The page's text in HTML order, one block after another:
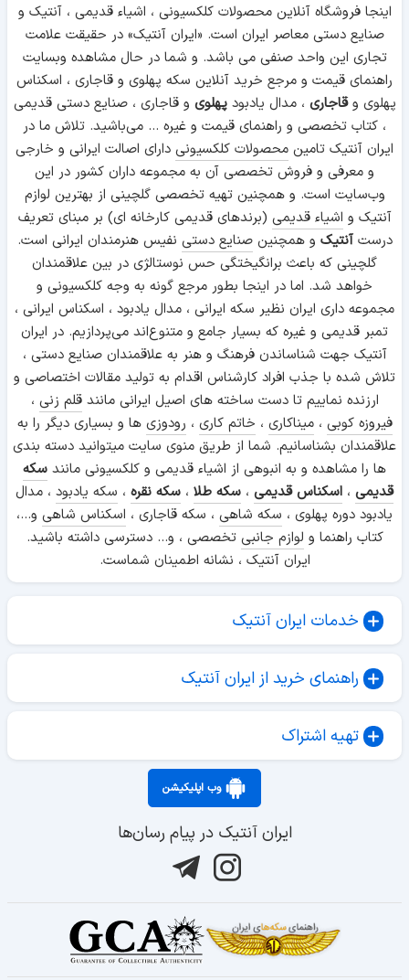
اینجا فروشگاه آنلاین محصولات کلکسیونی ، اشیاء قدیمی ، آنتیک و
صنایع دستی معاصر ایران است. «ایران آنتیک» در حقیقت علامت
تجاری این واحد صنفی می باشد. و شما در حال مشاهده وبسایت
راهنمای قیمت و مرجع خرید آنلاین سکه پهلوی و قاجاری ، اسکناس
پهلوی وقاجاری ، مدال یادبودپهلوی و قاجاری ، صنایع دستی قدیمی
، کتاب تخصصی و راهنمای قیمت و غیره ... می‌باشید. تلاش ما در
ایران آنتیک تامین محصولات کلکسیونی دارای اصالت ایرانی و خارجی
و معرفی و فروش تخصصی آن به مجموعه داران کشور در این
وب‌سایت است. و همچنین تهیه تخصصی گلچینی از بهترین لوازم
آنتیک و اشیاء قدیمی (برندهای قدیمی کارخانه ای) بر مبنای تعریف
درستآنتیک و همچنینصنایع دستی نفیس هنرمندان ایرانی است.
گلچینی که باعث برانگیختگی حس نوستالژی در بین علاقمندان
خواهد شد. اما در اینجا بطور مرجع گونه به وجه کلکسیونی و
مجموعه داری ایران نظیر سکه ایرانی ، مدال یادبود ، اسکناس ایرانی ،
تمبر قدیمی و غیره که بسیار جامع و متنوع‌اند می‌پردازیم. در ایران
آنتیک جهت شناساندن فرهنگ و هنر به علاقمندان صنایع دستی ،
تلاش شده با جذب افراد کارشناس اقدام به تولید مقالات اختصاصی و
ارزنده نماییم تا دست ساخته های اصیل ایرانی مانندقلم زنی ،
فیروزه کوبی ،میناکاری ، خاتم کاری ، رودوزی ها و بسیاری دیگر را به
علاقمندان بشناسانیم. شما از طریق منوی سایت میتوانید دسته بندی
ها را مشاهده و به انبوهی از اشیاء قدیمی و کلکسیونی مانند سکه
قدیمی ، اسکناس قدیمی ، سکه طلا ، سکه نقره ، سکه یادبود ، مدال
یادبود دوره پهلوی ، سکه شاهی ، سکه قاجاری ، اسکناس شاهی و...،
کتاب راهنما و لوازم جانبی تخصصی ، و... دسترسی داشته باشید.
ایران آنتیک ، نشانه اطمینان شماست.
خدمات ایران آنتیک
راهنمای خرید از ایران آنتیک
تهیه اشتراک
وب اپلیکیشن
ایران آنتیک در پیام رسان‌ها